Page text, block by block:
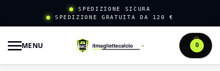
SPEDIZIONE SICURA
SPEDIZIONE GRATUITA DA 120 €
MENU 0